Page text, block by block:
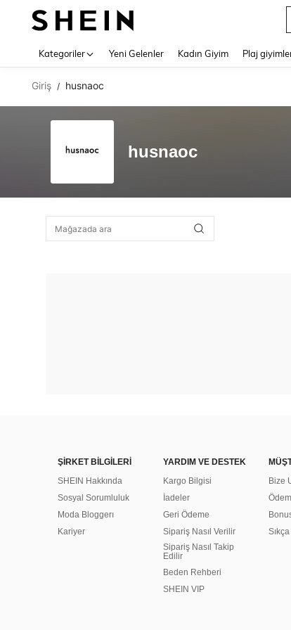
Kategoriler Yeni Gelenler Kadın Giyim Plaj
Giriş / husnaoc
husnaoc
ŞİRKET BİLGİLERİ
SHEIN Hakkında
Sosyal Sorumluluk
Moda Bloggerı
Kariyer
YARDIM VE DESTEK
Kargo Bilgisi
İadeler
Geri Ödeme
Sipariş Nasıl Verilir
Sipariş Nasıl Takip
Edilir
Beden Rehberi
SHEIN VIP
Bize